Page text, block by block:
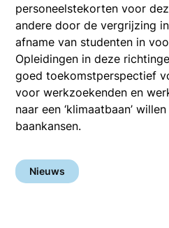
personeelstekorten voor
andere door de vergrijzing
afname van studenten in
Opleidingen in deze
goed toekomstperspectief
voor werkzoekenden en
naar een ‘klimaatbaan’
baankansen.
Nieuws